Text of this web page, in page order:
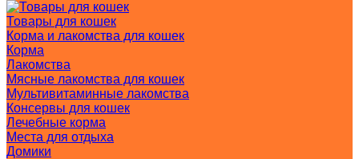
Товары для кошек
Корма и лакомства для кошек
Корма
Лакомства
Мясные лакомства для кошек
Мультивитаминные лакомства
Консервы для кошек
Лечебные корма
Места для отдыха
Домики